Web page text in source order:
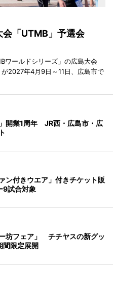
会「UTMB」予選会
ワールドシリーズ」の広島大会
2027年4月9日～11日、広島市で
」開業1周年 JR西・広島市・広
ン付きウエア」付きチケット販
試合対象
坊フェア」 チチヤスの新グッ
間限定展開